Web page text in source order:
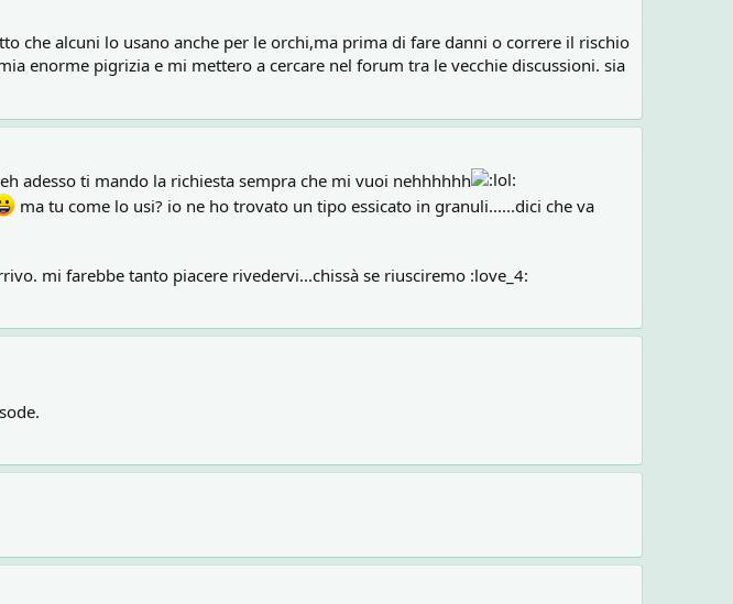
che alcuni lo usano anche per le orchi,ma prima di fare danni o correre il rischio
enorme pigrizia e mi mettero a cercare nel forum tra le vecchie discussioni. sia
adesso ti mando la richiesta sempra che mi vuoi nehhhhhh
ma tu come lo usi? io ne ho trovato un tipo essicato in granuli......dici che va
mi farebbe tanto piacere rivedervi...chissà se riusciremo :love_4: